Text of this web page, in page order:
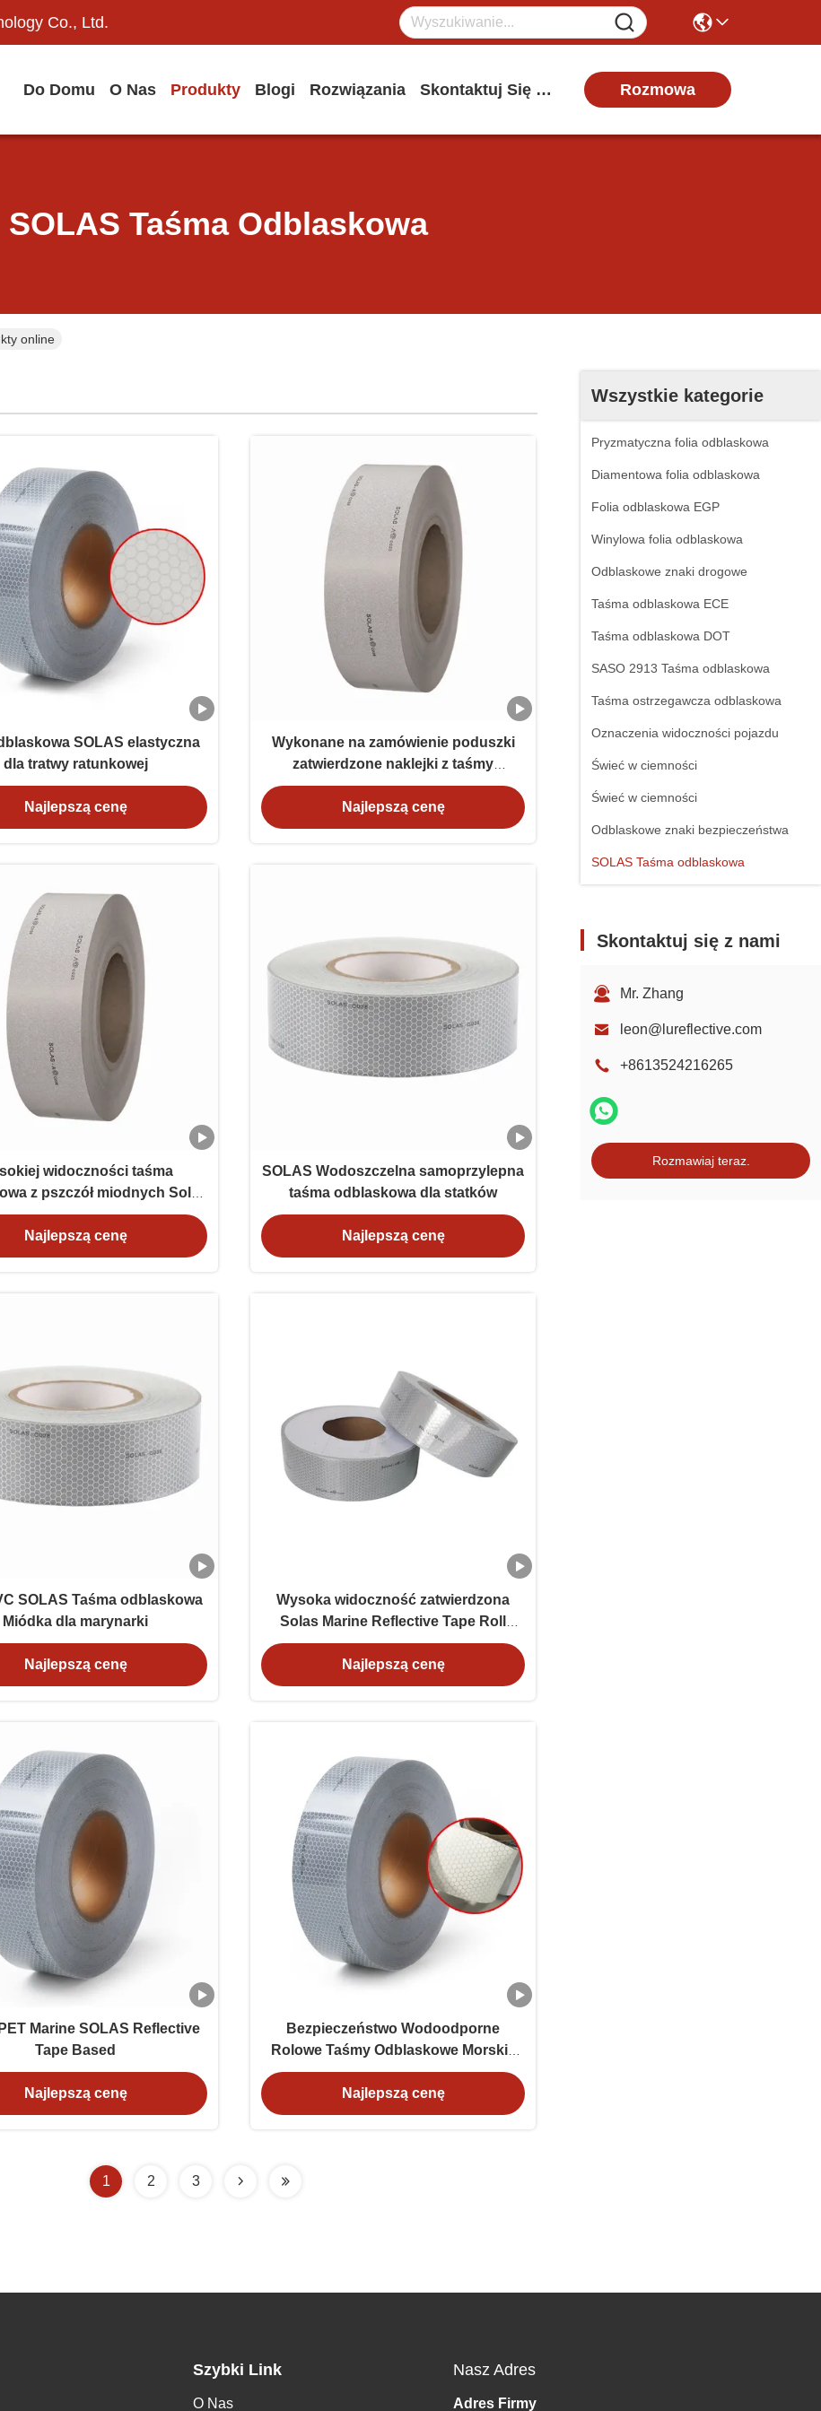
Co., Ltd.
Do Domu O Nas Produkty Blogi Rozwiązania Skontaktuj Się Z Nami Rozmowa
SOLAS Taśma Odblaskowa
online
Wszystkie kategorie
Pryzmatyczna folia odblaskowa
Diamentowa folia odblaskowa
Folia odblaskowa EGP
Winylowa folia odblaskowa
Odblaskowe znaki drogowe
Taśma odblaskowa ECE
Taśma odblaskowa DOT
SASO 2913 Taśma odblaskowa
Taśma ostrzegawcza odblaskowa
Oznaczenia widoczności pojazdu
Świeć w ciemności
Świeć w ciemności
Odblaskowe znaki bezpieczeństwa
SOLAS Taśma odblaskowa
Skontaktuj się z nami
Mr. Zhang
leon@lureflective.com
+8613524216265
Rozmawiaj teraz.
SOLAS elastyczna
dla tratwy ratunkowej
Najlepszą cenę
Wykonane na zamówienie poduszki
zatwierdzone naklejki z taśmy
odblaskowej dla łodzi ratunkowych
Marine
Najlepszą cenę
widoczności taśma
z pszczół miodnych Solas
Reflector OEM
Najlepszą cenę
SOLAS Wodoszczelna samoprzylepna
taśma odblaskowa dla statków
Najlepszą cenę
SOLAS Taśma odblaskowa
Miódka dla marynarki
Najlepszą cenę
Wysoka widoczność zatwierdzona
Solas Marine Reflective Tape Roll
White For Lifeboat
Najlepszą cenę
Marine SOLAS Reflective
Tape Based
Najlepszą cenę
Bezpieczeństwo Wodoodporne
Rolowe Taśmy Odblaskowe Morskie
Do ratowania
Najlepszą cenę
1 2 3
Szybki Link
O Nas
Nasz Adres
Adres Firmy